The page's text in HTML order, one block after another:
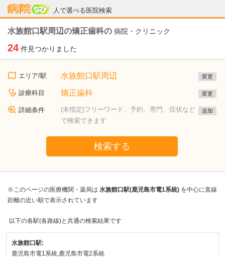
人で選べる医院検索
病院なび
水族館口駅周辺の矯正歯科の 病院・クリニック
24 件見つかりました
エリア/駅 水族館口駅周辺 変更
診療科目 矯正歯科 変更
詳細条件
(未指定)フリーワード、予約、専門、症状など
で検索できます
追加
検索する
※このページの医療機関・薬局は 水族館口駅(鹿児島市電1系統) を中心に直線
距離の近い順で表示されています
以下の各駅(各路線)と共通の検索結果です
水族館口駅:
鹿児島市電1系統,鹿児島市電2系統